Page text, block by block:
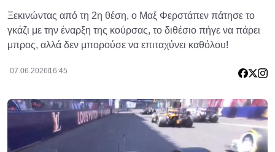
Ξεκινώντας από τη 2η θέση, ο Μαξ Φερστάπεν πάτησε το
γκάζι με την έναρξη της κούρσας, το διθέσιο πήγε να πάρει
μπρος, αλλά δεν μπορούσε να επιταχύνει καθόλου!
07.06.2026 16:45